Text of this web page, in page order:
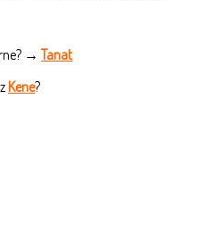
→Tanat
Kene?